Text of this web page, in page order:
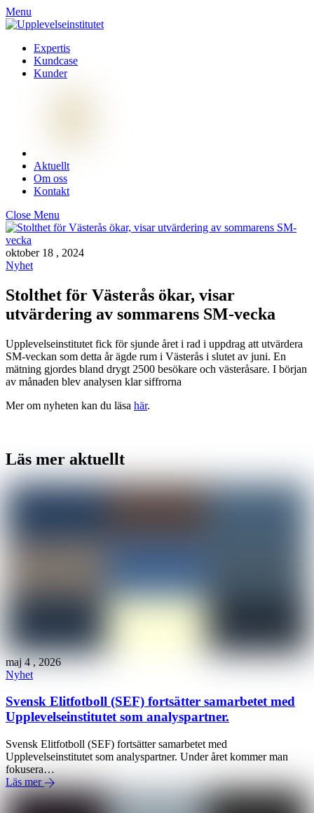
Menu
Expertis
Kundcase
Kunder
Aktuellt
Om oss
Kontakt
Close Menu
oktober 18 , 2024
Nyhet
Stolthet för Västerås ökar, visar
utvärdering av sommarens SM-vecka
Upplevelseinstitutet fick för sjunde året i rad i uppdrag att utvärdera
SM-veckan som detta år ägde rum i Västerås i slutet av juni. En
mätning gjordes bland drygt 2500 besökare och västeråsare. I början
av månaden blev analysen klar siffrorna
Mer om nyheten kan du läsa här.
Läs mer aktuellt
maj 4,2026
Nyhet
Svensk Elitfotboll (SEF) fortsätter samarbetet med
Upplevelseinstitutet som analyspartner.
Svensk Elitfotboll (SEF) fortsätter samarbetet med
Upplevelseinstitutet som analyspartner. Under året kommer man
fokusera…
Läs mer